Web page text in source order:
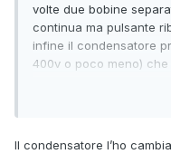
volte due bobine
continua ma pulsante
infine il condensatore
400v o poco meno)
voluminoso presente
Il condensatore l’ho